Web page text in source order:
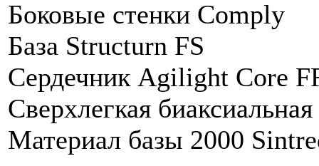
Боковые стенки Comply
База Structurn FS
Сердечник Agilight Core
Сверхлегкая
Материал базы 2000